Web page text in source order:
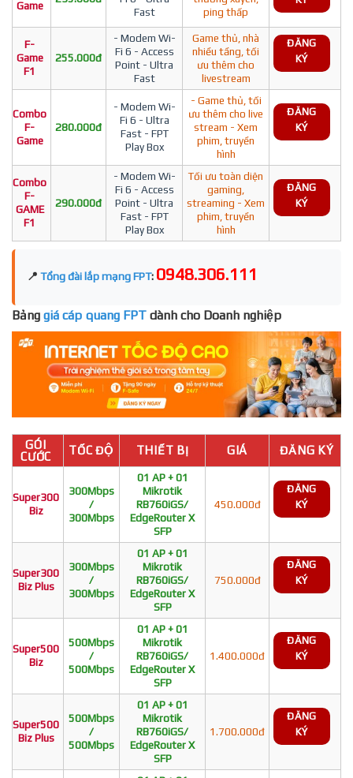
Game
Fast
ping thấp
F-
Game
F1
255.000đ
- Modem Wi-
Fi 6 - Access
Point - Ultra
Fast
Game thủ, nhà
nhiều tầng, tối
ưu thêm cho
livestream
ĐĂNG
KÝ
Combo
F-
Game
280.000đ
- Modem Wi-
Fi 6 - Ultra
Fast - FPT
Play Box
- Game thủ, tối
ưu thêm cho live
stream - Xem
phim, truyền
hình
ĐĂNG
KÝ
Combo
F-
GAME
F1
290.000đ
- Modem Wi-
Fi 6 - Access
Point - Ultra
Fast - FPT
Play Box
Tối ưu toàn diện
gaming,
streaming - Xem
phim, truyền
hình
ĐĂNG
KÝ
📍 Tổng đài lắp mạng FPT: 0948.306.111
Bảng giá cáp quang FPT dành cho Doanh nghiệp
GÓI
CƯỚC
TỐC ĐỘ THIẾT BỊ GIÁ ĐĂNG KÝ
Super300
Biz
300Mbps
/
300Mbps
01 AP + 01
Mikrotik
RB760iGS/
EdgeRouter X
SFP
450.000đ
ĐĂNG
KÝ
Super300
Biz Plus
300Mbps
/
300Mbps
01 AP + 01
Mikrotik
RB760iGS/
EdgeRouter X
SFP
750.000đ
ĐĂNG
KÝ
Super500
Biz
500Mbps
/
500Mbps
01 AP + 01
Mikrotik
RB760iGS/
EdgeRouter X
SFP
1.400.000đ
ĐĂNG
KÝ
Super500
Biz Plus
500Mbps
/
500Mbps
01 AP + 01
Mikrotik
RB760iGS/
EdgeRouter X
SFP
1.700.000đ
ĐĂNG
KÝ